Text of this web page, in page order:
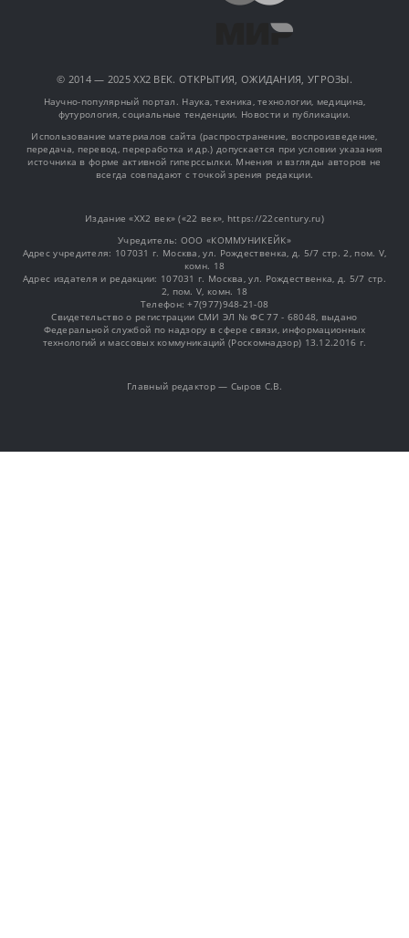
© 2014 — 2025 XX2 ВЕК. ОТКРЫТИЯ, ОЖИДАНИЯ, УГРОЗЫ.
Научно-популярный портал. Наука, техника, технологии, медицина,
футурология, социальные тенденции. Новости и публикации.
Использование материалов сайта (распространение, воспроизведение,
передача, перевод, переработка и др.) допускается при условии указания
источника в форме активной гиперссылки. Мнения и взгляды авторов не
всегда совпадают с точкой зрения редакции.
Издание «XX2 век» («22 век», https://22century.ru)
Учредитель: OOO «КОММУНИКЕЙК»
Адрес учредителя: 107031 г. Москва, ул. Рождественка, д. 5/7 стр. 2, пом. V,
комн. 18
Адрес издателя и редакции: 107031 г. Москва, ул. Рождественка, д. 5/7 стр.
2, пом. V, комн. 18
Телефон: +7(977)948-21-08
Свидетельство о регистрации СМИ ЭЛ № ФС 77 - 68048, выдано
Федеральной службой по надзору в сфере связи, информационных
технологий и массовых коммуникаций (Роскомнадзор) 13.12.2016 г.
Главный редактор — Сыров С.В.